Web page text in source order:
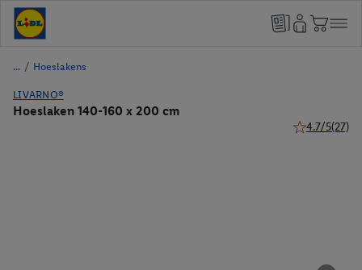
/ Hoeslakens
LIVARNO®
Hoeslaken 140-160 x 200 cm
4.7/5(27)